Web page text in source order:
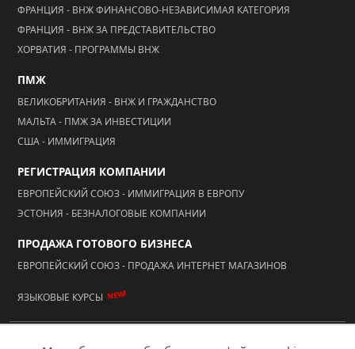
ФРАНЦИЯ - ВНЖ ФИНАНСОВО-НЕЗАВИСИМАЯ КАТЕГОРИЯ
ФРАНЦИЯ - ВНЖ ЗА ПРЕДСТАВИТЕЛЬСТВО
ХОРВАТИЯ - ПРОГРАММЫ ВНЖ
ПМЖ
ВЕЛИКОБРИТАНИЯ - ВНЖ И ГРАЖДАНСТВО
МАЛЬТА - ПМЖ ЗА ИНВЕСТИЦИИ
США - ИММИГРАЦИЯ
РЕГИСТРАЦИЯ КОМПАНИИ
ЕВРОПЕЙСКИЙ СОЮЗ - ИММИГРАЦИЯ В ЕВРОПУ
ЭСТОНИЯ - БЕЗНАЛОГОВЫЕ КОМПАНИИ
ПРОДАЖА ГОТОВОГО БИЗНЕСА
ЕВРОПЕЙСКИЙ СОЮЗ - ПРОДАЖА ИНТЕРНЕТ МАГАЗИНОВ
ЯЗЫКОВЫЕ КУРСЫ NEW!